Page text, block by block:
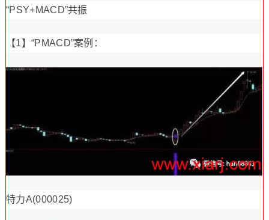
“PSY+MACD”共振
【1】“PMACD”案例：
特力A(000025)